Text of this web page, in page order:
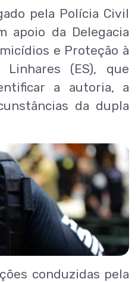
pela Polícia Civil
apoio da Delegacia
e Proteção à
Linhares (ES), que
a autoria, a
da dupla
conduzidas pela